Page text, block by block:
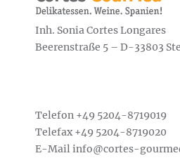
Inh. Sonia Cortes Longares
Beerenstraße 5 – D-33803
Telefon +49 5204-8719019
Telefax +49 5204-8719020
E-Mailinfo@cortes-